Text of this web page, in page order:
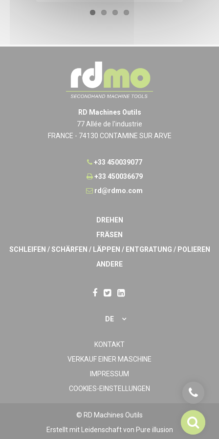
RD Machines Outils
77 Allée de l'industrie
FRANCE - 74130 CONTAMINE SUR ARVE
+33 450039077
+33 450036679
rd@rdmo.com
DREHEN
FRÄSEN
SCHLEIFEN / SCHÄRFEN / LÄPPEN / ENTGRATUNG / POLIEREN
ANDERE
DE
KONTAKT
VERKAUF EINER MASCHINE
IMPRESSUM
COOKIES-EINSTELLUNGEN
© RD Machines Outils
Erstellt mit Leidenschaft von Pure illusion